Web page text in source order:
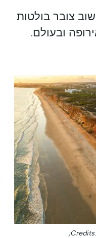
צובר בולטות
ובעולם.